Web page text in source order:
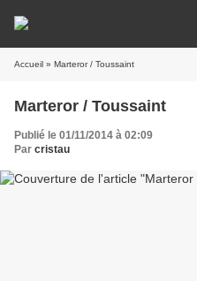
Accueil » Marteror / Toussaint
Marteror / Toussaint
Publié le 01/11/2014 à 02:09
Par cristau